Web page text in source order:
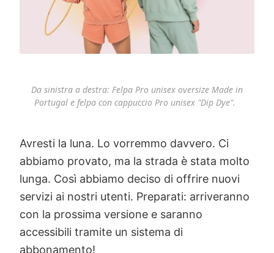
Da sinistra a destra: Felpa Pro unisex oversize Made in
Portugal e felpa con cappuccio Pro unisex "Dip Dye".
Avresti la luna. Lo vorremmo davvero. Ci
abbiamo provato, ma la strada è stata molto
lunga. Così abbiamo deciso di offrire nuovi
servizi ai nostri utenti. Preparati: arriveranno
con la prossima versione e saranno
accessibili tramite un sistema di
abbonamento!